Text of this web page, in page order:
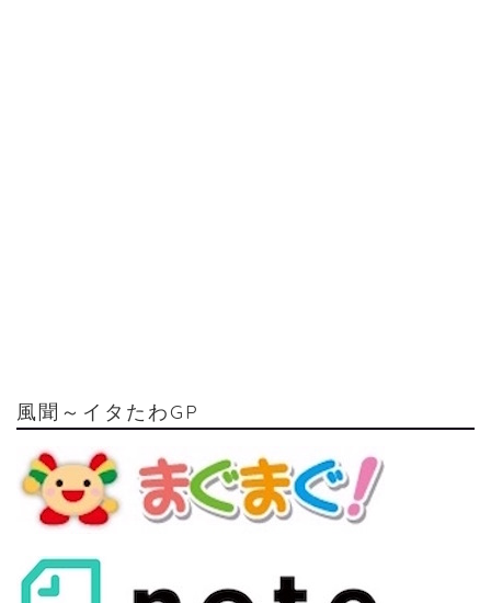
風聞～イタたわGP